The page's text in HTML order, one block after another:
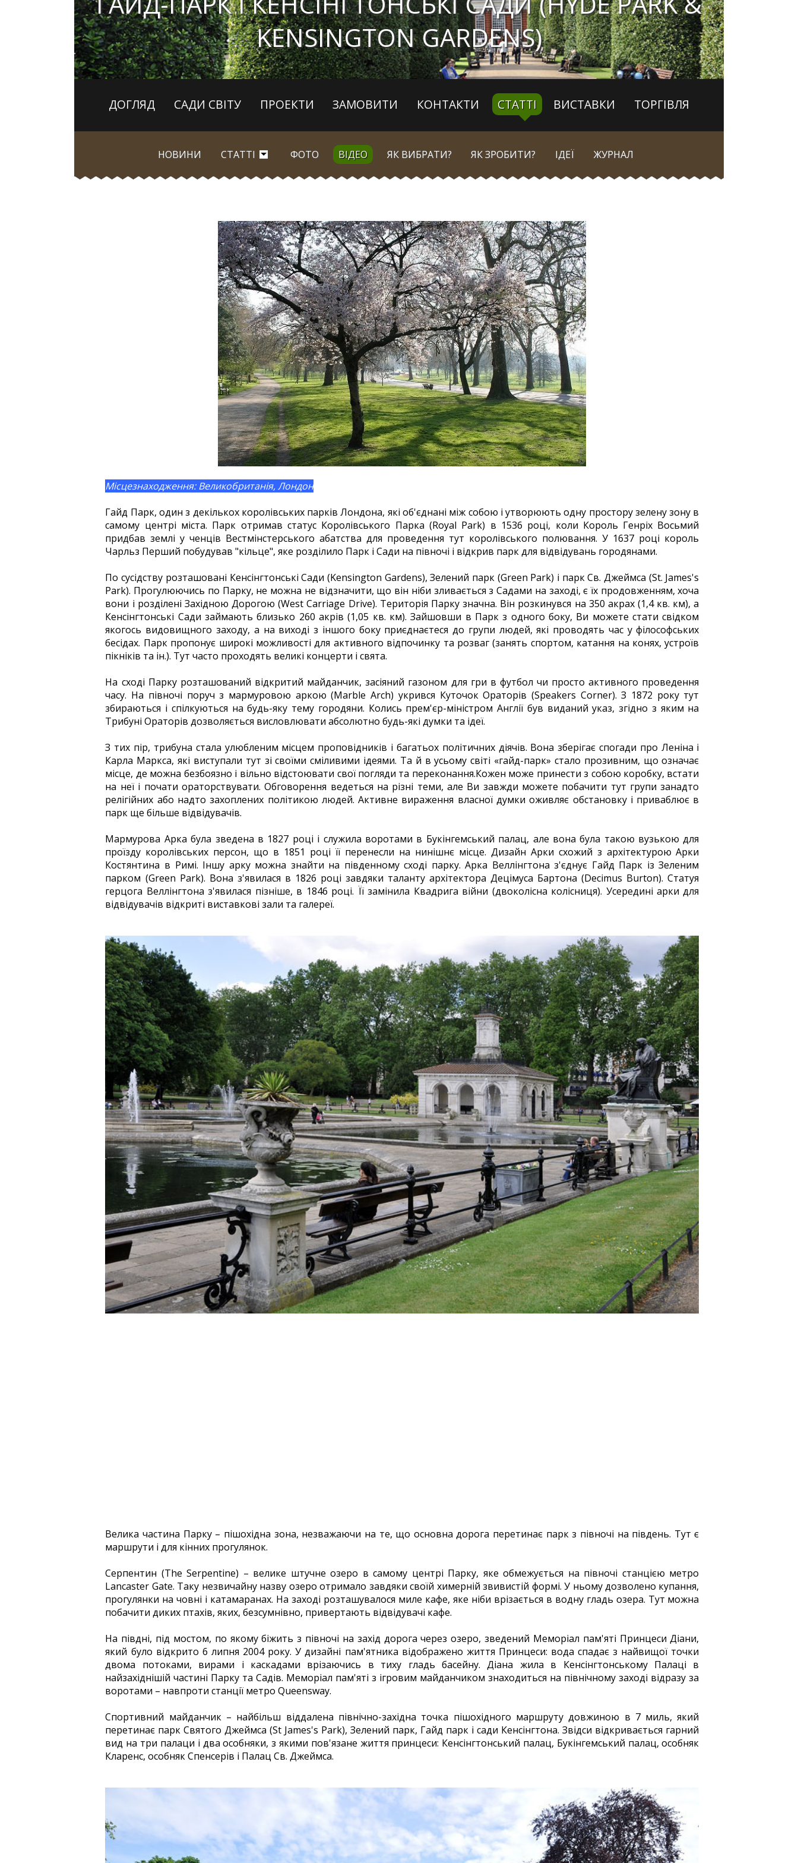
KENSINGTON GARDENS)
ДОГЛЯД САДИ СВІТУ ПРОЕКТИ ЗАМОВИТИ КОНТАКТИ СТАТТІ ВИСТАВКИ ТОРГІВЛЯ
НОВИНИ СТАТТІ ФОТО ВІДЕО ЯК ВИБРАТИ? ЯК ЗРОБИТИ? ІДЕЇ ЖУРНАЛ
Місцезнаходження: Великобританія, Лондон
Гайд Парк, один з декількох королівських парків Лондона, які об'єднані між собою і утворюють одну простору зелену зону в
самому центрі міста. Парк отримав статус Королівського Парка (Royal Park) в 1536 році, коли Король Генріх Восьмий
придбав землі у ченців Вестмінстерського абатства для проведення тут королівського полювання. У 1637 році король
Чарльз Перший побудував "кільце", яке розділило Парк і Сади на півночі і відкрив парк для відвідувань городянами.
По сусідству розташовані Кенсінгтонські Сади (Kensington Gardens), Зелений парк (Green Park) і парк Св. Джеймса (St. James's
Park). Прогулюючись по Парку, не можна не відзначити, що він ніби зливається з Садами на заході, є їх продовженням, хоча
вони і розділені Західною Дорогою (West Carriage Drive). Територія Парку значна. Він розкинувся на 350 акрах (1,4 кв. км), а
Кенсінгтонські Сади займають близько 260 акрів (1,05 кв. км). Зайшовши в Парк з одного боку, Ви можете стати свідком
якогось видовищного заходу, а на виході з іншого боку приєднаєтеся до групи людей, які проводять час у філософських
бесідах. Парк пропонує широкі можливості для активного відпочинку та розваг (занять спортом, катання на конях, устроїв
пікніків та ін.). Тут часто проходять великі концерти і свята.
На сході Парку розташований відкритий майданчик, засіяний газоном для гри в футбол чи просто активного проведення
часу. На півночі поруч з мармуровою аркою (Marble Arch) укрився Куточок Ораторів (Speakers Corner). З 1872 року тут
збираються і спілкуються на будь-яку тему городяни. Колись прем'єр-міністром Англії був виданий указ, згідно з яким на
Трибуні Ораторів дозволяється висловлювати абсолютно будь-які думки та ідеї.
З тих пір, трибуна стала улюбленим місцем проповідників і багатьох політичних діячів. Вона зберігає спогади про Леніна і
Карла Маркса, які виступали тут зі своїми сміливими ідеями. Та й в усьому світі «гайд-парк» стало прозивним, що означає
місце, де можна безбоязно і вільно відстоювати свої погляди та переконання.Кожен може принести з собою коробку, встати
на неї і почати ораторствувати. Обговорення ведеться на різні теми, але Ви завжди можете побачити тут групи занадто
релігійних або надто захоплених політикою людей. Активне вираження власної думки оживляє обстановку і приваблює в
парк ще більше відвідувачів.
Мармурова Арка була зведена в 1827 році і служила воротами в Букінгемський палац, але вона була такою вузькою для
проїзду королівських персон, що в 1851 році її перенесли на нинішнє місце. Дизайн Арки схожий з архітектурою Арки
Костянтина в Римі. Іншу арку можна знайти на південному сході парку. Арка Веллінгтона з'єднує Гайд Парк із Зеленим
парком (Green Park). Вона з'явилася в 1826 році завдяки таланту архітектора Децімуса Бартона (Decimus Burton). Статуя
герцога Веллінгтона з'явилася пізніше, в 1846 році. Її замінила Квадрига війни (двоколісна колісниця). Усередині арки для
відвідувачів відкриті виставкові зали та галереї.
Велика частина Парку – пішохідна зона, незважаючи на те, що основна дорога перетинає парк з півночі на південь. Тут є
маршрути і для кінних прогулянок.
Серпентин (The Serpentine) – велике штучне озеро в самому центрі Парку, яке обмежується на півночі станцією метро
Lancaster Gate. Таку незвичайну назву озеро отримало завдяки своїй химерній звивистій формі. У ньому дозволено купання,
прогулянки на човні і катамаранах. На заході розташувалося миле кафе, яке ніби врізається в водну гладь озера. Тут можна
побачити диких птахів, яких, безсумнівно, привертають відвідувачі кафе.
На півдні, під мостом, по якому біжить з півночі на захід дорога через озеро, зведений Меморіал пам'яті Принцеси Діани,
який було відкрито 6 липня 2004 року. У дизайні пам'ятника відображено життя Принцеси: вода спадає з найвищої точки
двома потоками, вирами і каскадами врізаючись в тиху гладь басейну. Діана жила в Кенсінгтонському Палаці в
найзахіднішій частині Парку та Садів. Меморіал пам'яті з ігровим майданчиком знаходиться на північному заході відразу за
воротами – навпроти станції метро Queensway.
Спортивний майданчик – найбільш віддалена північно-західна точка пішохідного маршруту довжиною в 7 миль, який
перетинає парк Святого Джеймса (St James's Park), Зелений парк, Гайд парк і сади Кенсінгтона. Звідси відкривається гарний
вид на три палаци і два особняки, з якими пов'язане життя принцеси: Кенсінгтонський палац, Букінгемський палац, особняк
Кларенс, особняк Спенсерів і Палац Св. Джеймса.